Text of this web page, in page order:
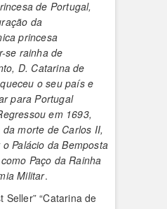
de Portugal,
da
princesa
se rainha de
D. Catarina de
o seu país e
para Portugal
em 1693,
morte de Carlos II,
Palácio da Bemposta
Paço da Rainha
Militar.
Seller” “Catarina de